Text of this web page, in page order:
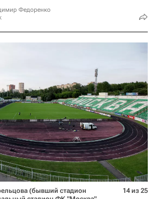
Федоренко
(бывший стадион
14 из 25